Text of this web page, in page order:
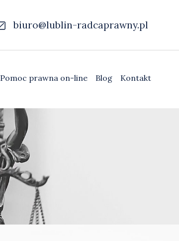
biuro@lublin-radcaprawny.pl
Pomoc prawna on-line Blog Kontakt